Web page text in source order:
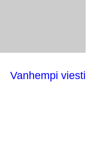
Vanhempi viesti